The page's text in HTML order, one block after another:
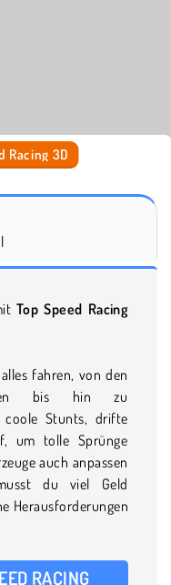
Racing 3D
Top Speed Racing
fahren, von den
bis hin zu
coole Stunts, drifte
um tolle Sprünge
auch anpassen
du viel Geld
Herausforderungen
RACING